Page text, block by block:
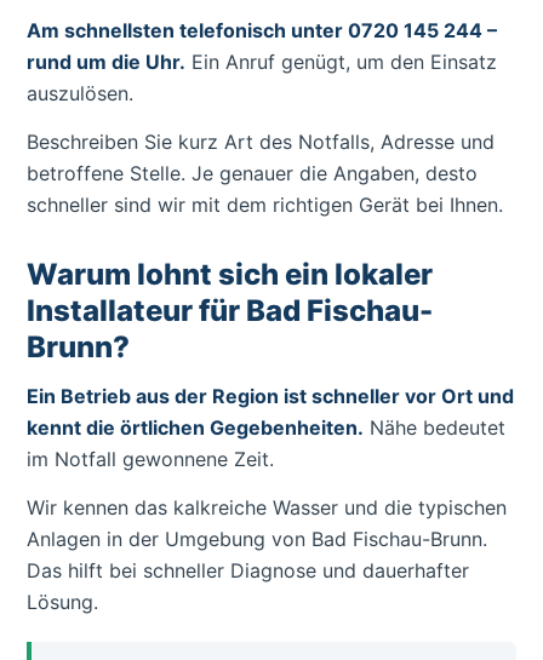
Am schnellsten telefonisch unter 0720 145 244 –
rund um die Uhr. Ein Anruf genügt, um den Einsatz
auszulösen.
Beschreiben Sie kurz Art des Notfalls, Adresse und
betroffene Stelle. Je genauer die Angaben, desto
schneller sind wir mit dem richtigen Gerät bei Ihnen.
Warum lohnt sich ein lokaler
Installateur für Bad Fischau-
Brunn?
Ein Betrieb aus der Region ist schneller vor Ort und
kennt die örtlichen Gegebenheiten. Nähe bedeutet
im Notfall gewonnene Zeit.
Wir kennen das kalkreiche Wasser und die typischen
Anlagen in der Umgebung von Bad Fischau-Brunn.
Das hilft bei schneller Diagnose und dauerhafter
Lösung.